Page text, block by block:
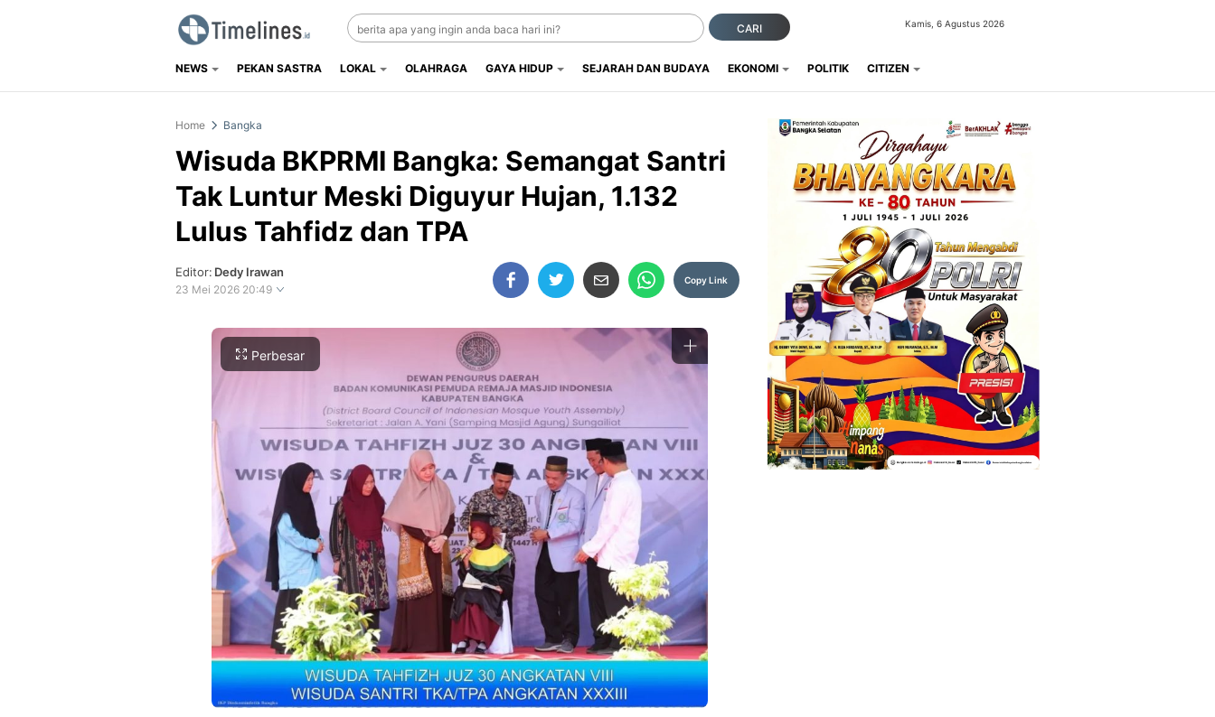
Timelines.id
Media Literasi, Sejarah & Budaya
CARI Kamis, 6 Agustus 2026
NEWS PEKAN SASTRA LOKAL OLAHRAGA GAYA HIDUP SEJARAH DAN BUDAYA EKONOMI POLITIK CITIZEN
Home Bangka
Wisuda BKPRMI Bangka: Semangat Santri
Tak Luntur Meski Diguyur Hujan, 1.132
Lulus Tahfidz dan TPA
Editor: Dedy Irawan
23 Mei 2026 20:49
Copy Link
Perbesar